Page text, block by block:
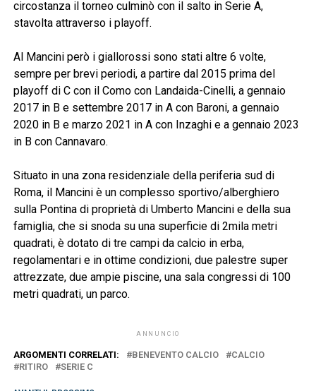
circostanza il torneo culminò con il salto in Serie A,
stavolta attraverso i playoff.
Al Mancini però i giallorossi sono stati altre 6 volte,
sempre per brevi periodi, a partire dal 2015 prima del
playoff di C con il Como con Landaida-Cinelli, a gennaio
2017 in B e settembre 2017 in A con Baroni, a gennaio
2020 in B e marzo 2021 in A con Inzaghi e a gennaio 2023
in B con Cannavaro.
Situato in una zona residenziale della periferia sud di
Roma, il Mancini è un complesso sportivo/alberghiero
sulla Pontina di proprietà di Umberto Mancini e della sua
famiglia, che si snoda su una superficie di 2mila metri
quadrati, è dotato di tre campi da calcio in erba,
regolamentari e in ottime condizioni, due palestre super
attrezzate, due ampie piscine, una sala congressi di 100
metri quadrati, un parco.
ANNUNCIO
ARGOMENTI CORRELATI: BENEVENTO CALCIO
CALCIO
RITIRO
SERIE C